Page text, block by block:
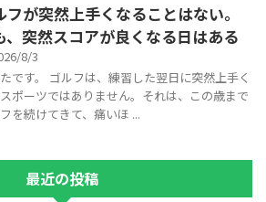
フが突然上手くなることはない。
、突然スコアが良くなる日はある
8/3
です。 ゴルフは、練習した翌日に突然上手く
ポーツではありません。それは、この歳まで
を続けてきて、痛いほ ...
最近の投稿